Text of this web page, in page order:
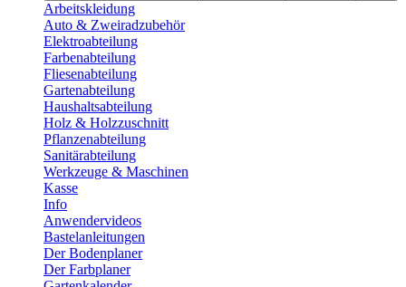
Arbeitskleidung
Auto & Zweiradzubehör
Elektroabteilung
Farbenabteilung
Fliesenabteilung
Gartenabteilung
Haushaltsabteilung
Holz & Holzzuschnitt
Pflanzenabteilung
Sanitärabteilung
Werkzeuge & Maschinen
Kasse
Info
Anwendervideos
Bastelanleitungen
Der Bodenplaner
Der Farbplaner